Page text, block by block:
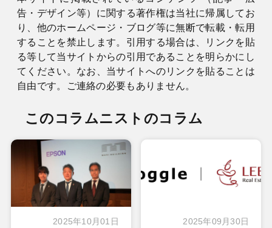
告・デザイン等）に関する著作権は当社に帰属してお
り、他のホームページ・ブログ等に無断で転載・転用
することを禁止します。引用する場合は、リンクを貼
る等して当サイトからの引用であることを明らかにし
てください。なお、当サイトへのリンクを貼ることは
自由です。ご連絡の必要もありません。
このコラムニストのコラム
2025年10月01日 2025年09月30日